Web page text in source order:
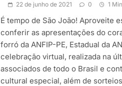
22 de junho de 2021 0 1
É tempo de São João! Aproveite
conferir as apresentações do
forró da ANFIP-PE, Estadual da
celebração virtual, realizada na
associados de todo o Brasil e
cultural especial, além de